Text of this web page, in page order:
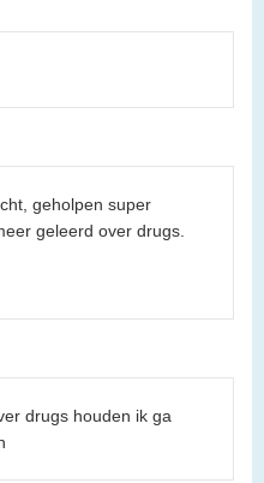
geholpen super
geleerd over drugs.
drugs houden ik ga